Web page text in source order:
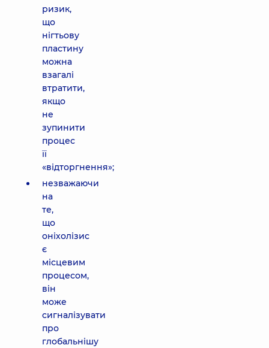
ризик,
що
нігтьову
пластину
можна
взагалі
втратити,
якщо
не
зупинити
процес
її
«відторгнення»;
незважаючи
на
те,
що
оніхолізис
є
місцевим
процесом,
він
може
сигналізувати
про
глобальнішу